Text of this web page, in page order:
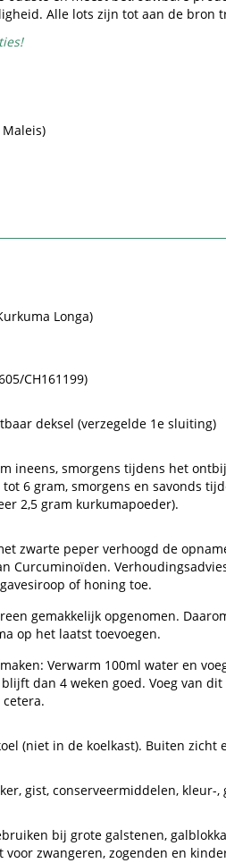
Alle lots zijn tot aan de bron
Longa)
CH161199)
deksel (verzegelde 1e sluiting)
ineens, smorgens tijdens het
6 gram, smorgens en savonds
2,5 gram kurkumapoeder).
zwarte peper verhoogd de
Curcuminoïden.
of honing toe.
gemakkelijk opgenomen.
op het laatst toevoegen.
Verwarm 100ml water en
dan 4 weken goed. Voeg van
(niet in de koelkast). Buiten
gist, conserveermiddelen,
bij grote galstenen,
zwangeren, zogenden en